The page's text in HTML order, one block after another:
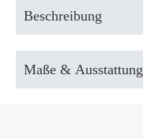
Beschreibung
Maße & Ausstattung